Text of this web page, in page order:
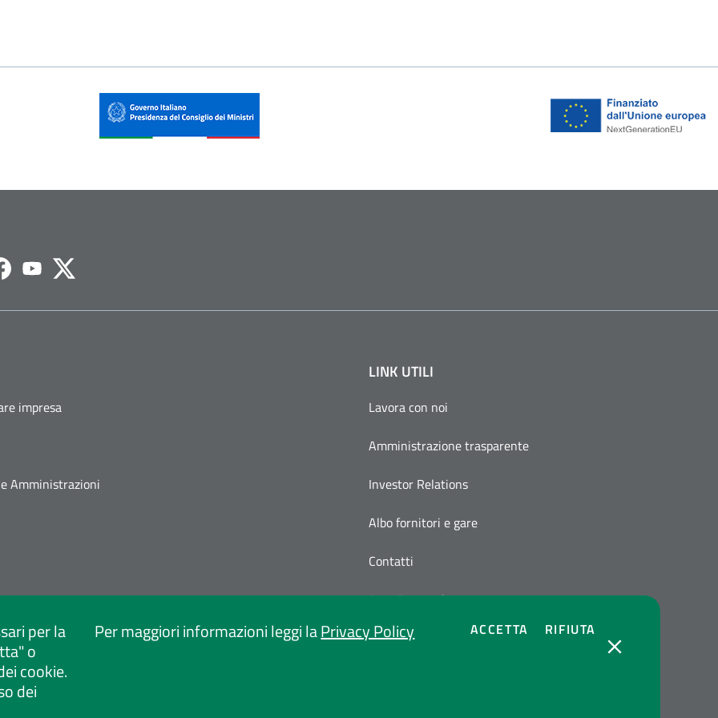
per la
o
cookie.
dei
Per maggiori informazioni leggi laPrivacy Policy ACCETTA COOKIES
RIFIUTA
Facebook
YoutubeTwitter
impresa
Amministrazioni
LINK UTILI
Lavora con noi
Amministrazione trasparente
Investor Relations
Albo fornitori e gare
Contatti
Area Personale